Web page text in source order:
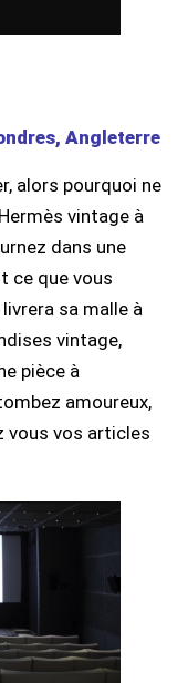
Angleterre
alors pourquoi ne
vintage à
dans une
ce que vous
sa malle à
vintage,
pièce à
amoureux,
vous vos articles